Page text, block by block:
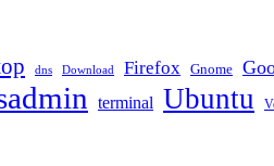
dns Download Firefox Gnome
terminal Ubuntu